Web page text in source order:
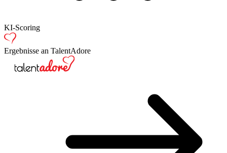
KI-Scoring
Ergebnisse an TalentAdore